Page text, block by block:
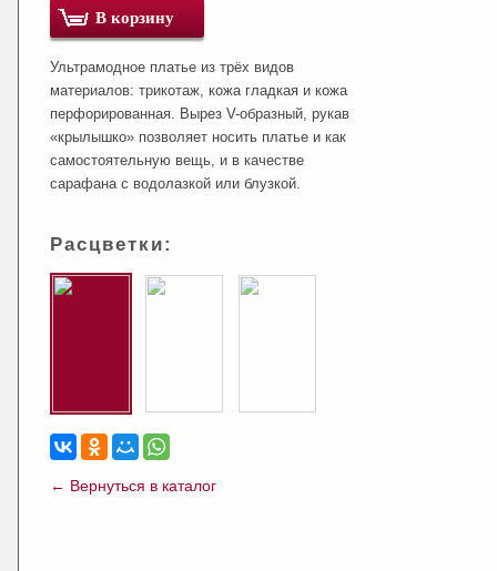
В корзину
Ультрамодное платье из трёх видов
материалов: трикотаж, кожа гладкая и кожа
перфорированная. Вырез V-образный, рукав
«крылышко» позволяет носить платье и как
самостоятельную вещь, и в качестве
сарафана с водолазкой или блузкой.
Расцветки:
← Вернуться в каталог